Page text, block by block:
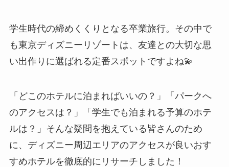
学生時代の締めくくりとなる卒業旅行。その中で
も東京ディズニーリゾートは、友達との大切な思
い出作りに選ばれる定番スポットですよね💫
「どこのホテルに泊まればいいの？」「パークへ
のアクセスは？」「学生でも泊まれる予算のホテ
ルは？」そんな疑問を抱えている皆さんのため
に、ディズニー周辺エリアのアクセスが良いおす
すめホテルを徹底的にリサーチしました！